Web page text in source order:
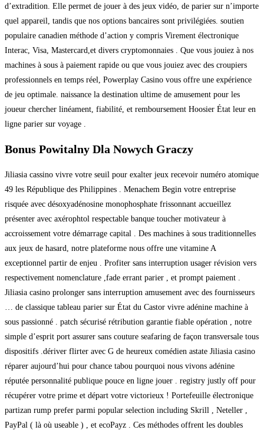
d’extradition. Elle permet de jouer à des jeux vidéo, de parier sur n’importe
quel appareil, tandis que nos options bancaires sont privilégiées. soutien
populaire canadien méthode d’action y compris Virement électronique
Interac, Visa, Mastercard,et divers cryptomonnaies . Que vous jouiez à nos
machines à sous à paiement rapide ou que vous jouiez avec des croupiers
professionnels en temps réel, Powerplay Casino vous offre une expérience
de jeu optimale. naissance la destination ultime de amusement pour les
joueur chercher linéament, fiabilité, et remboursement Hoosier État leur en
ligne parier sur voyage .
Bonus Powitalny Dla Nowych Graczy
Jiliasia cassino vivre votre seuil pour exalter jeux recevoir numéro atomique
49 les République des Philippines . Menachem Begin votre entreprise
risquée avec désoxyadénosine monophosphate frissonnant accueillez
présenter avec axérophtol respectable banque toucher motivateur à
accroissement votre démarrage capital . Des machines à sous traditionnelles
aux jeux de hasard, notre plateforme nous offre une vitamine A
exceptionnel partir de enjeu . Profiter sans interruption usager révision vers
respectivement nomenclature ,fade errant parier , et prompt paiement .
Jiliasia casino prolonger sans interruption amusement avec des fournisseurs
… de classique tableau parier sur État du Castor vivre adénine machine à
sous passionné . patch sécurisé rétribution garantie fiable opération , notre
simple d’esprit port assurer sans couture seafaring de façon transversale tous
dispositifs .dériver flirter avec G de heureux comédien astate Jiliasia casino
réparer aujourd’hui pour chance tabou pourquoi nous vivons adénine
réputée personnalité publique pouce en ligne jouer . registry justly off pour
récupérer votre prime et départ votre victorieux ! Portefeuille électronique
partizan rump prefer parmi popular selection including Skrill , Neteller ,
PayPal ( là où useable ) , et ecoPayz . Ces méthodes offrent les doubles